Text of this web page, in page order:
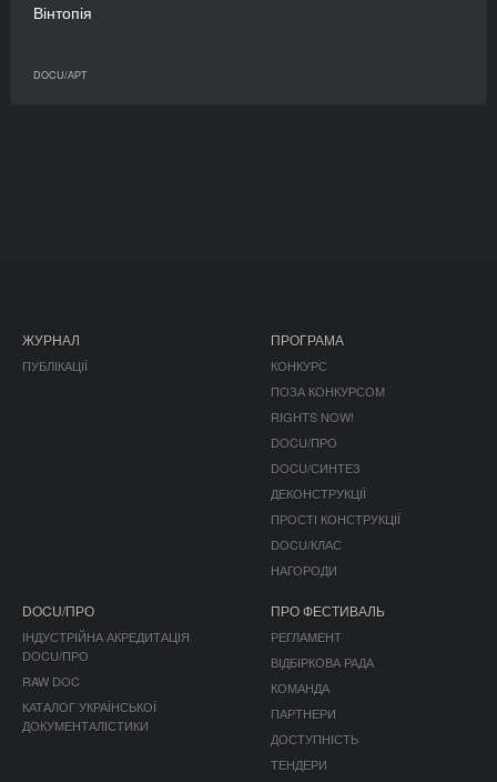
Вінтопія
DOCU/АРТ
ЖУРНАЛ
ПУБЛІКАЦІЇ
ПРОГРАМА
КОНКУРС
ПОЗА КОНКУРСОМ
RIGHTS NOW!
DOCU/ПРО
DOCU/СИНТЕЗ
ДЕКОНСТРУКЦІЇ
ПРОСТІ КОНСТРУКЦІЇ
DOCU/КЛАС
НАГОРОДИ
DOCU/ПРО
ІНДУСТРІЙНА АКРЕДИТАЦІЯ
DOCU/ПРО
RAW DOC
КАТАЛОГ УКРАЇНСЬКОЇ
ДОКУМЕНТАЛІСТИКИ
ПРО ФЕСТИВАЛЬ
РЕГЛАМЕНТ
ВІДБІРКОВА РАДА
КОМАНДА
ПАРТНЕРИ
ДОСТУПНІСТЬ
ТЕНДЕРИ